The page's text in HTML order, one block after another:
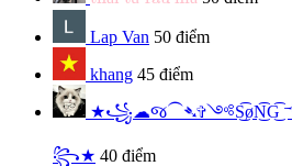
Lap Van 50 điểm
khang 45 điểm
★꧁☁︎જ⁀➴✞༺S͜͡øN͜͡G͜͡
꧂★ 40 điểm